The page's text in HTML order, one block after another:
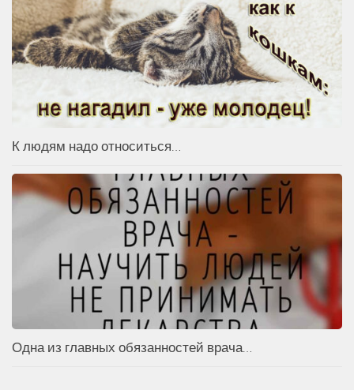
К людям надо относиться…
Одна из главных обязанностей врача…